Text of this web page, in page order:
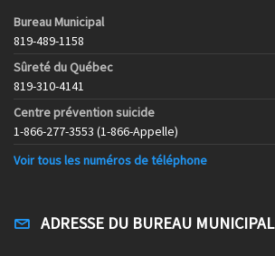
Bureau Municipal
819-489-1158
Sûreté du Québec
819-310-4141
Centre prévention suicide
1-866-277-3553 (1-866-Appelle)
Voir tous les numéros de téléphone
ADRESSE DU BUREAU MUNICIPAL